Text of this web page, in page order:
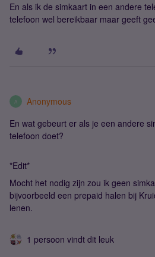
En als ik de simkaart in een andere
telefoon wel bereikbaar maar geeft
A Anonymous
En wat gebeurt er als je een andere
telefoon doet?
*Edit*
Mocht het nodig zijn zou ik geen
bijvoorbeeld een prepaid halen bij
lenen.
1 persoon vindt dit leuk